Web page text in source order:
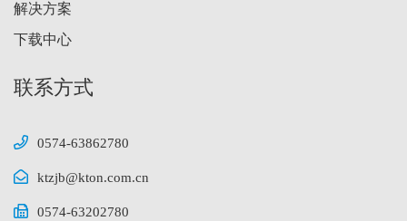
解决方案
下载中心
联系方式
0574-63862780
ktzjb@kton.com.cn
0574-63202780